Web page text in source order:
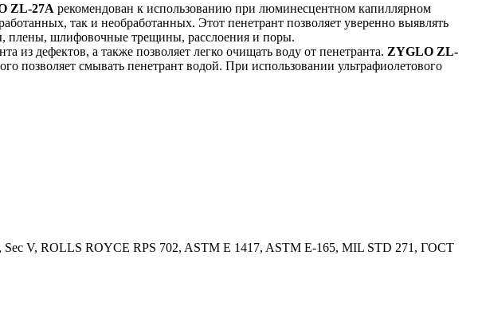
ZL-27A рекомендован к использованию при люминесцентном капиллярном
так и необработанных. Этот пенетрант позволяет уверенно выявлять
плены, шлифовочные трещины, расслоения и поры.
из дефектов, а также позволяет легко очищать воду от пенетранта. ZYGLO ZL-
позволяет смывать пенетрант водой. При использовании ультрафиолетового
V, ROLLS ROYCE RPS 702, ASTM E 1417, ASTM E-165, MIL STD 271, ГОСТ